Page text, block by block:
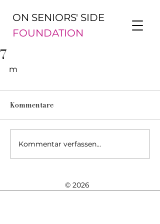
ON SENIORS' SIDE
FOUNDATION
7
m
Kommentare
Kommentar verfassen...
© 2026